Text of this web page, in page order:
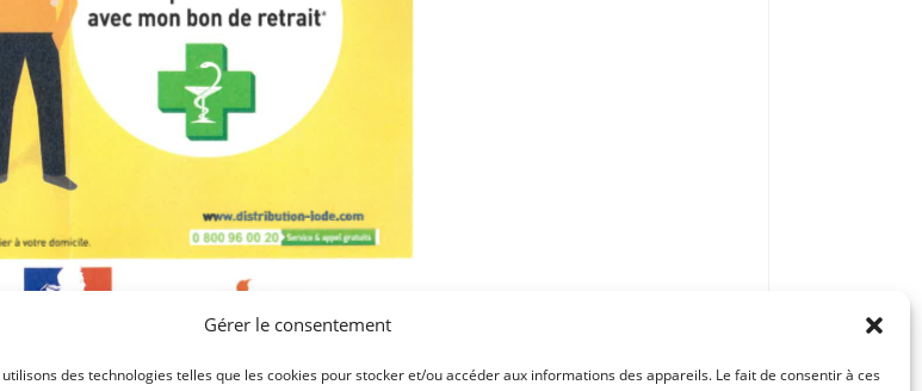
Gérer le consentement
des technologies telles que les cookies pour stocker et/ou accéder aux informations des appareils. Le fait de consentir à ces